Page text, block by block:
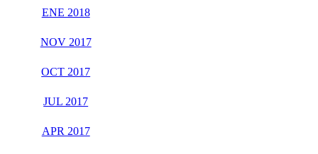
ENE 2018
NOV 2017
OCT 2017
JUL 2017
APR 2017